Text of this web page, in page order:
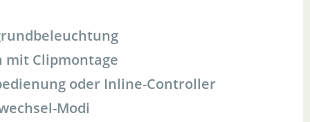
mit Clipmontage
oder Inline-Controller
Modi